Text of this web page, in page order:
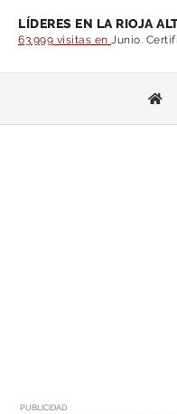
LÍDERES EN LA RIOJA
63.999 visitas en Junio.
PUBLICIDAD